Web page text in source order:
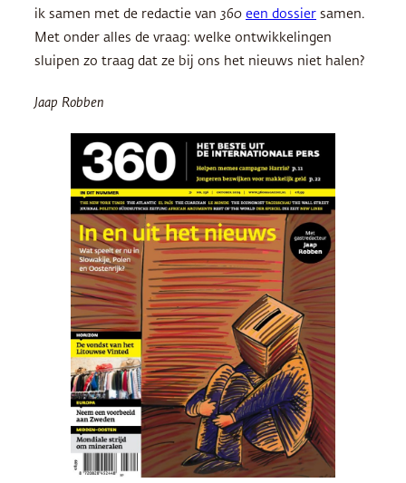
ik samen met de redactie van 360 een dossier samen.
Met onder alles de vraag: welke ontwikkelingen
sluipen zo traag dat ze bij ons het nieuws niet halen?
Jaap Robben